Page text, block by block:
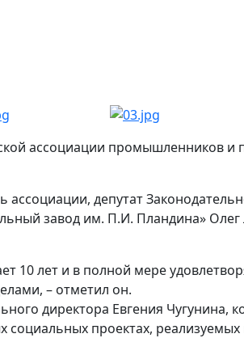
ассоциации промышленников и
ассоциации, депутат
завод им. П.И. Пландина»
10 лет и в полной мере
– отметил он.
директора Евгения
социальных проектах, реализуемых